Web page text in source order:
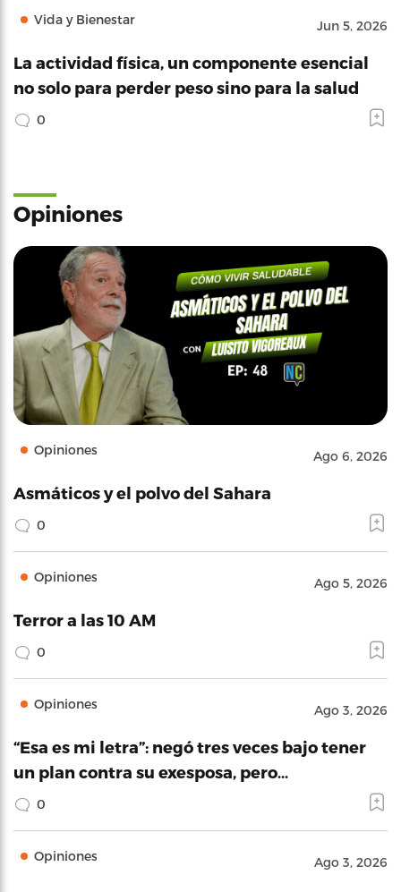
Vida y Bienestar Jun 5, 2026
La actividad física, un componente esencial
no solo para perder peso sino para la salud
0
Opiniones
Opiniones Ago 6, 2026
Asmáticos y el polvo del Sahara
0
Opiniones Ago 5, 2026
Terror a las 10 AM
0
Opiniones Ago 3, 2026
“Esa es mi letra”: negó tres veces bajo tener
un plan contra su exesposa, pero…
0
Opiniones Ago 3, 2026